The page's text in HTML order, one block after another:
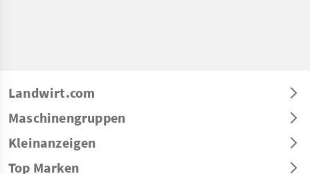
Landwirt.com
Maschinengruppen
Kleinanzeigen
Top Marken